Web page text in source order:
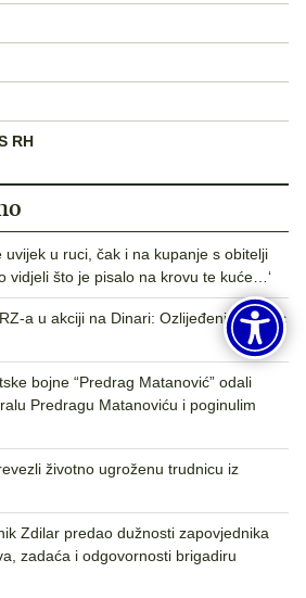
RH
uvijek u ruci, čak i na kupanje s obitelji
vidjeli što je pisalo na krovu te kuće…‘
a u akciji na Dinari: Ozlijeđeni Nijemac
bojne “Predrag Matanović” odali
Predragu Matanoviću i poginulim
životno ugroženu trudnicu iz
Zdilar predao dužnosti zapovjednika
zadaća i odgovornosti brigadiru